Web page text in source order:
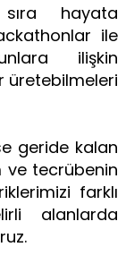
hayata
ile
ilişkin
üretebilmeleri
geride kalan
ve tecrübenin
farklı
alanlarda